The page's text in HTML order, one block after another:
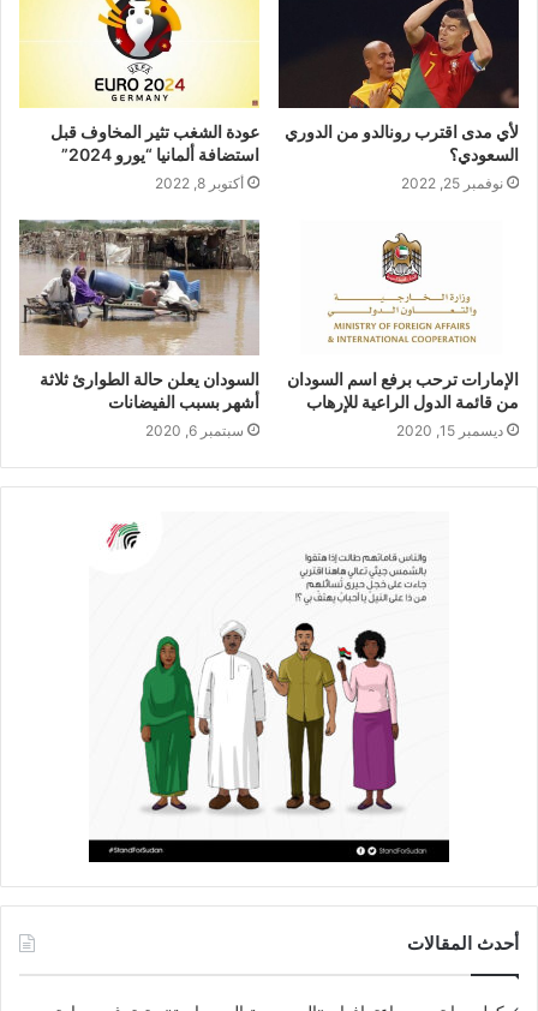
لأي مدى اقترب رونالدو من الدوري
السعودي؟
نوفمبر 25, 2022
عودة الشغب تثير المخاوف قبل
استضافة ألمانيا “يورو 2024”
أكتوبر 8, 2022
الإمارات ترحب برفع اسم السودان
من قائمة الدول الراعية للإرهاب
ديسمبر 15, 2020
السودان يعلن حالة الطوارئ ثلاثة
أشهر بسبب الفيضانات
سبتمبر 6, 2020
أحدث المقالات